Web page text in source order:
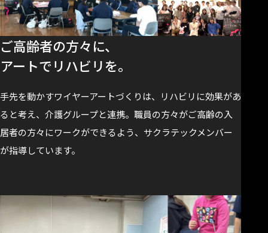
ご高齢者の方々に、
アートでリハビリを。
手先を動かすワイヤーアートづくりは、リハビリに効果があ
ると考え、介護グループと連携。職員の方々がご高齢の入
居者の方々にワークができるよう、サクラテックメンバー
が指導しています。